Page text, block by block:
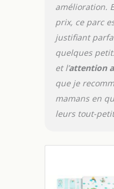
amélioration.
prix, ce parc
justifiant
quelques
et l’attention
que je
mamans en
leurs tout-